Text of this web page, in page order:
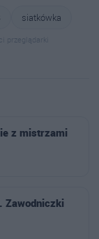
siatkówka
przeglądarki
z mistrzami
Zawodniczki